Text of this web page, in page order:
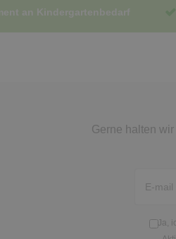
an Kindergartenbedarf
Gerne halten
Ja,